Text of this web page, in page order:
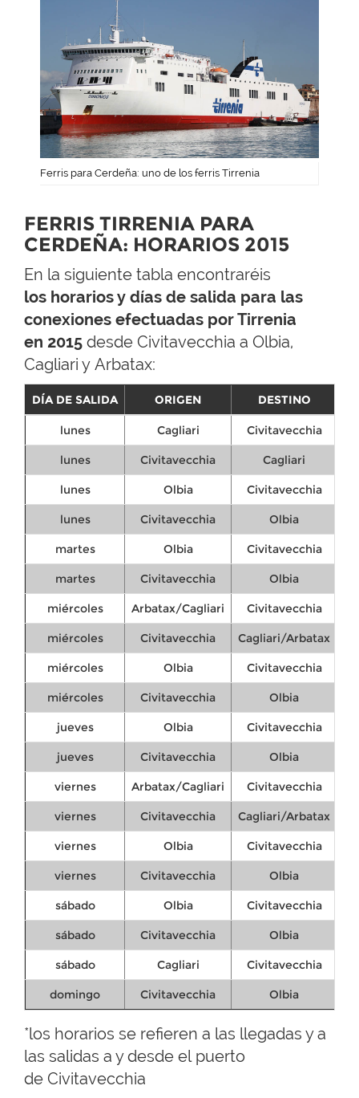
Ferris para Cerdeña: uno de los ferris Tirrenia
FERRIS TIRRENIA PARA
CERDEÑA: HORARIOS 2015
En la siguiente tabla encontraréis
los horarios y días de salida para las
conexiones efectuadas por Tirrenia
en 2015 desde Civitavecchia a Olbia,
Cagliari y Arbatax:
DÍA DE SALIDA ORIGEN DESTINO
lunes Cagliari Civitavecchia
lunes Civitavecchia Cagliari
lunes Olbia Civitavecchia
lunes Civitavecchia Olbia
martes Olbia Civitavecchia
martes Civitavecchia Olbia
miércoles Arbatax/Cagliari Civitavecchia
miércoles Civitavecchia Cagliari/Arbatax
miércoles Olbia Civitavecchia
miércoles Civitavecchia Olbia
jueves Olbia Civitavecchia
jueves Civitavecchia Olbia
viernes Arbatax/Cagliari Civitavecchia
viernes Civitavecchia Cagliari/Arbatax
viernes Olbia Civitavecchia
viernes Civitavecchia Olbia
sábado Olbia Civitavecchia
sábado Civitavecchia Olbia
sábado Cagliari Civitavecchia
domingo Civitavecchia Olbia
*los horarios se refieren a las llegadas y a
las salidas a y desde el puerto
de Civitavecchia